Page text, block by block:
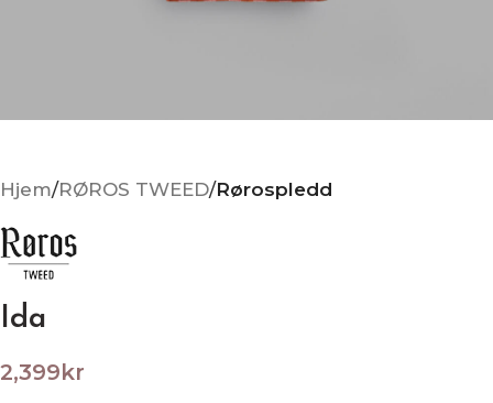
Hjem RØROS TWEED Rørospledd
Ida
2,399kr